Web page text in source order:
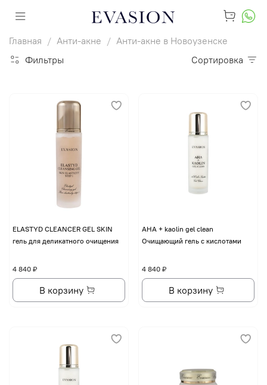
Главная Анти-акне
Анти-акне в Новоузенске
Фильтры
Сортировка
ELASTYD CLEANCER GEL SKIN
гель для деликатного очищения
4 840 ₽
В корзину
AHA + kaolin gel clean
Очищающий гель с кислотами
4 840 ₽
В корзину